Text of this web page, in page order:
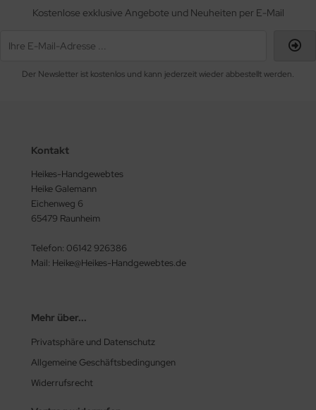
Kostenlose exklusive Angebote und Neuheiten per E-Mail
Der Newsletter ist kostenlos und kann jederzeit wieder abbestellt werden.
Kontakt
Heikes-Handgewebtes
Heike Galemann
Eichenweg 6
65479 Raunheim
Telefon: 06142 926386
Mail: Heike@Heikes-Handgewebtes.de
Mehr über...
Privatsphäre und Datenschutz
Allgemeine Geschäftsbedingungen
Widerrufsrecht